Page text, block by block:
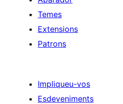
Temes
Extensions
Patrons
Impliqueu-vos
Esdeveniments